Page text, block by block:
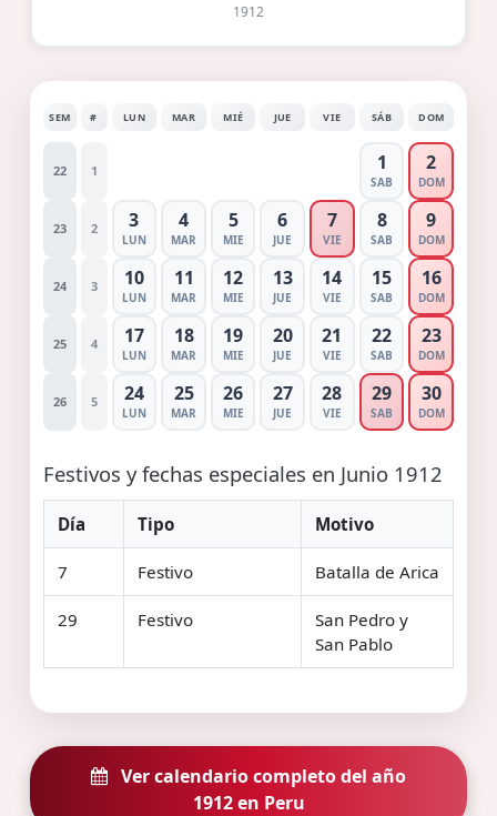
1912
SEM # LUN MAR MIÉ JUE VIE SÁB DOM
22 1 1
SAB
2
DOM
23 2 3
LUN
4
MAR
5
MIE
6
JUE
7
VIE
8
SAB
9
DOM
24 3 10
LUN
11
MAR
12
MIE
13
JUE
14
VIE
15
SAB
16
DOM
25 4 17
LUN
18
MAR
19
MIE
20
JUE
21
VIE
22
SAB
23
DOM
26 5 24
LUN
25
MAR
26
MIE
27
JUE
28
VIE
29
SAB
30
DOM
Festivos y fechas especiales en Junio 1912
Día Tipo Motivo
7 Festivo Batalla de Arica
29 Festivo
San Pedro y
San Pablo
Ver calendario completo del año
1912 en Peru